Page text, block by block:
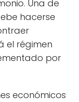
Una de
hacerse
el régimen
por
económicos